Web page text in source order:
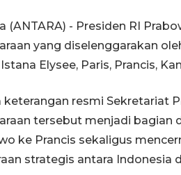
(ANTARA) - Presiden RI
yang diselenggarakan
Istana Elysee, Paris, Prancis,
keterangan resmi Sekretariat
tersebut menjadi bagian
ke Prancis sekaligus
strategis antara Indonesia